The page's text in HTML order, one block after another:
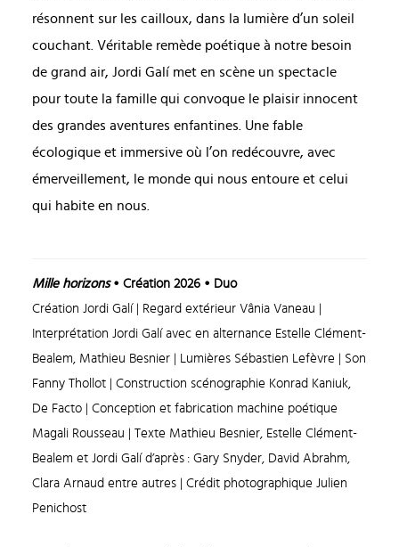
résonnent sur les cailloux, dans la lumière d’un soleil
couchant. Véritable remède poétique à notre besoin
de grand air, Jordi Galí met en scène un spectacle
pour toute la famille qui convoque le plaisir innocent
des grandes aventures enfantines. Une fable
écologique et immersive où l’on redécouvre, avec
émerveillement, le monde qui nous entoure et celui
qui habite en nous.
Mille horizons• Création 2026 • Duo
Création Jordi Galí | Regard extérieur Vânia Vaneau |
Interprétation Jordi Galí avec en alternance Estelle Clément-
Bealem, Mathieu Besnier | Lumières Sébastien Lefèvre | Son
Fanny Thollot | Construction scénographie Konrad Kaniuk,
De Facto | Conception et fabrication machine poétique
Magali Rousseau | Texte Mathieu Besnier, Estelle Clément-
Bealem et Jordi Galí d’après : Gary Snyder, David Abrahm,
Clara Arnaud entre autres | Crédit photographique Julien
Penichost